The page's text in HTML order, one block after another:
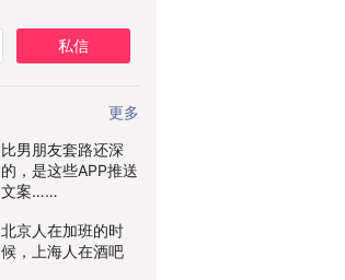
私信
更多
比男朋友套路还深
的，是这些APP推送
文案……
北京人在加班的时
候，上海人在酒吧